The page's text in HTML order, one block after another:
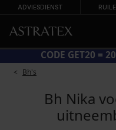
ADVIESDIENST
GROTE
Bh's
Bh Nika